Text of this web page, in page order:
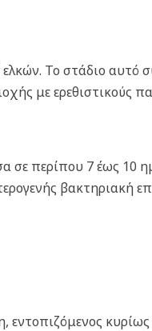
Το στάδιο αυτό
με ερεθιστικούς
σε περίπου 7 έως 10
βακτηριακή
κυρίως